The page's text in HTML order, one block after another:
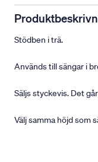
Stödben i trä.
Används till sängar i
Säljs styckevis. Det
Välj samma höjd som